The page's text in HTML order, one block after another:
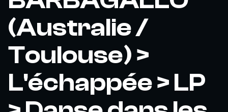
(Australie /
Toulouse) >
L'échappée > LP